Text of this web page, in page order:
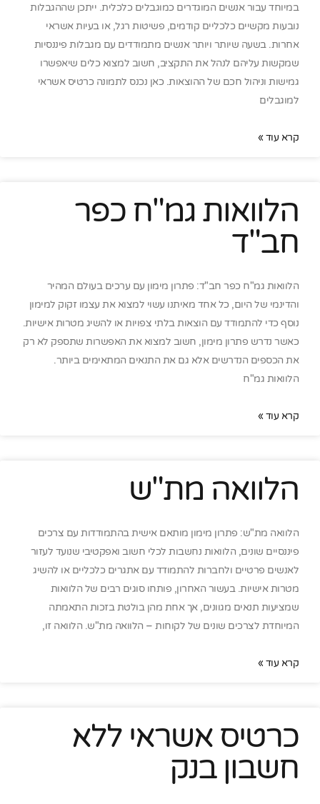
במיוחד עבור אנשים המוגדרים כמוגבלים כלכלית. ייתכן שההגבלות
נובעות מקשיים כלכליים קודמים, פשיטות רגל, או בעיות אשראי
אחרות. בשעה שיותר ויותר אנשים מתמודדים עם מגבלות פיננסיות
שמקשות עליהם לנהל את התקציב, חשוב למצוא כלים שיאפשרו
גמישות וניהול חכם של ההוצאות. כאן נכנס לתמונה כרטיס אשראי
למוגבלים
קרא עוד »
הלוואות גמ"ח כפר
חב"ד
הלוואות גמ"ח כפר חב"ד: פתרון מימון עם ערכים בעולם המהיר
והדינמי של היום, כל אחד מאיתנו עשוי למצוא את עצמו זקוק למימון
נוסף כדי להתמודד עם הוצאות בלתי צפויות או להשיג מטרות אישיות.
כאשר נדרש פתרון מימון, חשוב למצוא את האפשרות שתספק לא רק
את הכספים הנדרשים אלא גם את התנאים המתאימים ביותר.
הלוואות גמ"ח
קרא עוד »
הלוואה מת"ש
הלוואה מת"ש: פתרון מימון מותאם אישית בהתמודדות עם צרכים
פיננסיים שונים, הלוואות נחשבות לכלי חשוב ואפקטיבי שנועד לעזור
לאנשים פרטיים ולחברות להתמודד עם אתגרים כלכליים או להשיג
מטרות אישיות. בעשור האחרון, פותחו סוגים רבים של הלוואות
שמציעות תנאים מגוונים, אך אחת מהן בולטת בזכות התאמתה
המיוחדת לצרכים שונים של לקוחות – הלוואה מת"ש. הלוואה זו,
קרא עוד »
כרטיס אשראי ללא
חשבון בנק